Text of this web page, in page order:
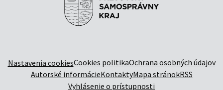
Nastavenia cookiesCookies politikaOchrana osobných údajov
Autorské informácieKontaktyMapa stránokRSS
Vyhlásenie o prístupnosti